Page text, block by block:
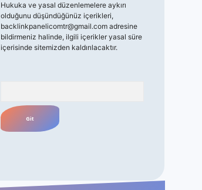
Hukuka ve yasal düzenlemelere aykırı
olduğunu düşündüğünüz içerikleri,
backlinkpanelicomtr@gmail.comadresine
bildirmeniz halinde, ilgili içerikler yasal süre
içerisinde sitemizden kaldırılacaktır.